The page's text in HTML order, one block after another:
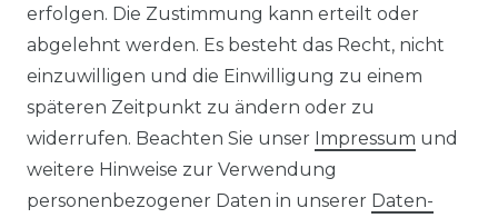
HERSTELLER
REFERENZEN
erfolgen. Die Zustimmung kann erteilt oder
abgelehnt werden. Es besteht das Recht, nicht
einzuwilligen und die Einwilligung zu einem
späteren Zeitpunkt zu ändern oder zu
widerrufen. Beachten Sie unser Impressum und
weitere Hinweise zur Verwendung
personenbezogener Daten in unserer Daten­